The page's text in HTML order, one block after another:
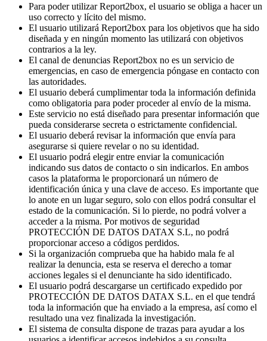
Para poder utilizar Report2box, el usuario se obliga a hacer un
uso correcto y lícito del mismo.
El usuario utilizará Report2box para los objetivos que ha sido
diseñada y en ningún momento las utilizará con objetivos
contrarios a la ley.
El canal de denuncias Report2box no es un servicio de
emergencias, en caso de emergencia póngase en contacto con
las autoridades.
El usuario deberá cumplimentar toda la información definida
como obligatoria para poder proceder al envío de la misma.
Este servicio no está diseñado para presentar información que
pueda considerarse secreta o estrictamente confidencial.
El usuario deberá revisar la información que envía para
asegurarse si quiere revelar o no su identidad.
El usuario podrá elegir entre enviar la comunicación
indicando sus datos de contacto o sin indicarlos. En ambos
casos la plataforma le proporcionará un número de
identificación única y una clave de acceso. Es importante que
lo anote en un lugar seguro, solo con ellos podrá consultar el
estado de la comunicación. Si lo pierde, no podrá volver a
acceder a la misma. Por motivos de seguridad
PROTECCIÓN DE DATOS DATAX S.L, no podrá
proporcionar acceso a códigos perdidos.
Si la organización comprueba que ha habido mala fe al
realizar la denuncia, esta se reserva el derecho a tomar
acciones legales si el denunciante ha sido identificado.
El usuario podrá descargarse un certificado expedido por
PROTECCIÓN DE DATOS DATAX S.L. en el que tendrá
toda la información que ha enviado a la empresa, así como el
resultado una vez finalizada la investigación.
El sistema de consulta dispone de trazas para ayudar a los